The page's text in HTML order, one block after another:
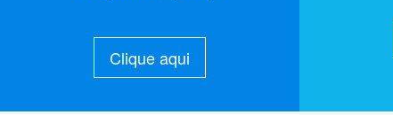
Clique aqui